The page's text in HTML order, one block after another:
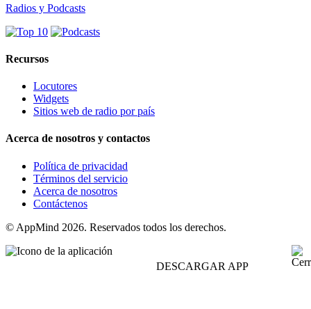
Radios y Podcasts
Recursos
Locutores
Widgets
Sitios web de radio por país
Acerca de nosotros y contactos
Política de privacidad
Términos del servicio
Acerca de nosotros
Contáctenos
© AppMind 2026. Reservados todos los derechos.
DESCARGAR APP